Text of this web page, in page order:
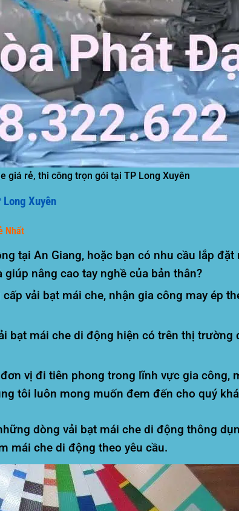
giá rẻ, thi công trọn gói tại TP Long Xuyên
Xuyên
Nhất
tại An Giang, hoặc bạn có nhu cầu lắp
nâng cao tay nghề của bản thân?
vải bạt mái che, nhận gia công may ép
bạt mái che di động hiện có trên thị
vị đi tiên phong trong lĩnh vực gia công,
tôi luôn mong muốn đem đến cho quý
dòng vải bạt mái che di động thông
mái che di động theo yêu cầu.